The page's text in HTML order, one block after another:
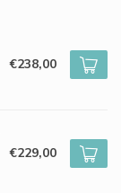
€238,00
€229,00